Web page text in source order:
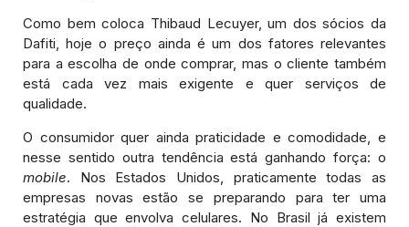
Como bem coloca Thibaud Lecuyer, um dos sócios da
Dafiti, hoje o preço ainda é um dos fatores relevantes
para a escolha de onde comprar, mas o cliente também
está cada vez mais exigente e quer serviços de
qualidade.
O consumidor quer ainda praticidade e comodidade, e
nesse sentido outra tendência está ganhando força: o
mobile. Nos Estados Unidos, praticamente todas as
empresas novas estão se preparando para ter uma
estratégia que envolva celulares. No Brasil já existem